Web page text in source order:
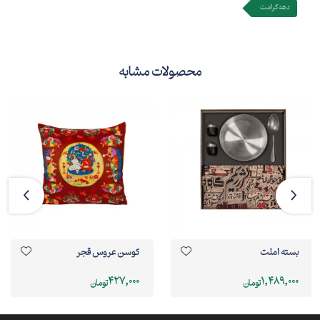
دهه کرامت
محصولات مشابه
بسته املت
1,489,000تومان
کوسن عروس قجر
427,000تومان